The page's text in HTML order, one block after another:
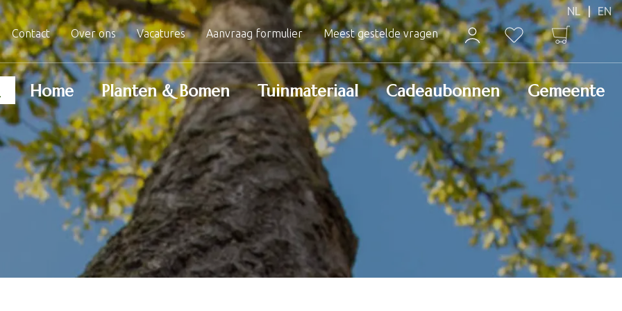
Contact Over ons Vacatures Aanvraag formulier Meest gestelde vragen
Home Planten & Bomen Tuinmateriaal Cadeaubonnen Gemeente